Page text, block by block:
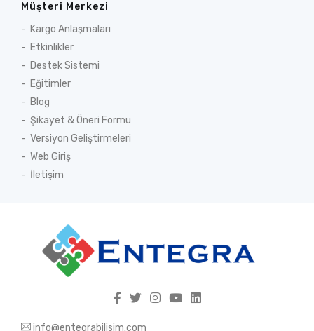
Müşteri Merkezi
Kargo Anlaşmaları
Etkinlikler
Destek Sistemi
Eğitimler
Blog
Şikayet & Öneri Formu
Versiyon Geliştirmeleri
Web Giriş
İletişim
info@entegrabilisim.com